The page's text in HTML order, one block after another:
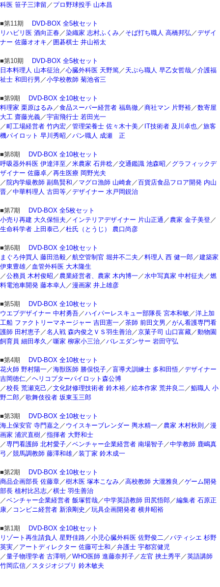
科医 笹子三津留 ／ プロ野球投手 山本昌
■第11期
DVD-BOX 全5枚セット
リハビリ医 酒向正春 ／染織家 志村ふくみ ／ そば打ち職人 高橋邦弘 ／デザイ
ナー 佐藤オオキ ／ 囲碁棋士 井山裕太
■第10期
DVD-BOX 全5枚セット
日本料理人 山本征治 ／心臓外科医 天野篤 ／ 天ぷら職人 早乙女哲哉 ／介護福
祉士 和田行男 ／小学校教師 菊池省三
■第9期
DVD-BOX 全10枚セット
料理家 栗原はるみ ／食品スーパー経営者 福島徹 ／商社マン 片野裕 ／数寄屋
大工 齋藤光義 ／宇宙飛行士 若田光一
／町工場経営者 竹内宏 ／管理栄養士 佐々木十美 ／ IT技術者 及川卓也 ／旅客
機パイロット 早川秀昭 ／パン職人 成瀬 正
■第8期
DVD-BOX 全10枚セット
呼吸器外科医 伊達洋至 ／米農家 石井稔 ／交通鑑識 池森昭 ／ グラフィックデ
ザイナー 佐藤卓 ／再生医療 岡野光夫
／ 院内学級教師 副島賢和 ／ マグロ漁師 山崎倉 ／百貨店食品フロア開発 内山
晋 ／中華料理人 古田等 ／デザイナー 水戸岡鋭治
■第7期
DVD-BOX 全5枚セット
小売り再建 大久保恒夫 ／ インテリアデザイナー 片山正通 ／ 農家 金子美登 ／
生命科学者 上田泰己 ／杜氏（とうじ） 農口尚彦
■第6期
DVD-BOX 全10枚セット
まぐろ仲買人 藤田浩毅 ／航空管制官 堀井不二夫 ／料理人 西 健一郎 ／建築家
伊東豊雄 ／ 血管外科医 大木隆生
／公務員 木村俊昭 ／ 農業経営者、農家 木内博一 ／水中写真家 中村征夫 ／燃
料電池車開発 藤本幸人 ／漫画家 井上雄彦
■第5期
DVD-BOX 全10枚セット
ウエブデザイナー 中村勇吾 ／ハイパーレスキュー部隊長 宮本和敏 ／洋上加
工船 ファクトリーマネージャー 吉田憲一 ／茶師 前田文男 ／がん看護専門看
護師 田村恵子 ／名人戦 森内俊之ＶＳ羽生善治 ／京菓子司 山口富藏 ／動物園
飼育員 細田孝久 ／噺家 柳家小三治 ／バレエダンサー 岩田守弘
■第4期
DVD-BOX 全10枚セット
花火師 野村陽一 ／海獣医師 勝俣悦子 ／盲導犬訓練士 多和田悟 ／デザイナー
吉岡徳仁 ／ヘリコプターパイロット森公博
／校長 荒瀬克己 ／文化財修理技術者 鈴木裕 ／絵本作家 荒井良二 ／鮨職人 小
野二郎 ／歌舞伎役者 坂東玉三郎
■第3期
DVD-BOX 全10枚セット
海上保安官 寺門嘉之 ／ ウイスキーブレンダー 輿水精一 ／ 農家 木村秋則 ／漫
画家 浦沢直樹 ／指揮者 大野和士
／専門看護師 北村愛子 ／ベンチャー企業経営者 南場智子 ／中学教師 鹿嶋真
弓 ／競馬調教師 藤澤和雄 ／装丁家 鈴木成一
■第2期
DVD-BOX 全10枚セット
商品企画部長 佐藤章 ／樹木医 塚本こなみ ／高校教師 大瀧雅良 ／ゲーム開発
部長 植村比呂志 ／棋士 羽生善治
／ベンチャー企業経営者 飯塚哲哉 ／中学英語教師 田尻悟郎 ／編集者 石原正
康 ／ コンビニ経営者 新浪剛史 ／玩具企画開発者 横井昭裕
■第1期
DVD-BOX 全10枚セット
リゾート再生請負人 星野佳路 ／小児心臓外科医 佐野俊二 ／パティシエ 杉野
英実 ／ アートディレクター 佐藤可士和 ／弁護士 宇都宮健児
／量子物理学者 古澤明 ／WHO医師 進藤奈邦子 ／ 左官 挾土秀平 ／英語講師
竹岡広信 ／ スタジオジブリ 鈴木敏夫